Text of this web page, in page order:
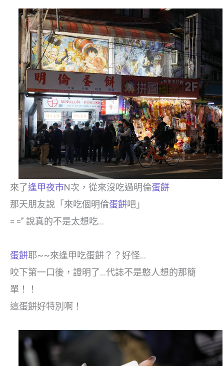
來了逢甲夜市N次，從來沒吃過明倫蛋餅
那天朋友說「來吃個明倫蛋餅吧」
= =” 說真的不是太想吃…
蛋餅耶~~來逢甲吃蛋餅？？好怪…
咬下第一口後，證明了…代誌不是憨人想的那簡
單！！
這蛋餅好特別啊！